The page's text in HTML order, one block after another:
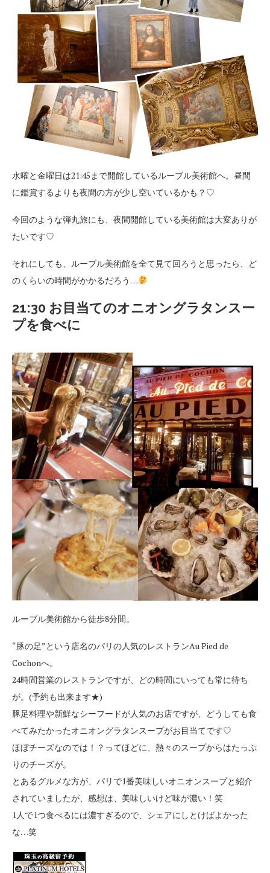
水曜と金曜日は21:45まで開館しているルーブル美術館へ。昼間
に鑑賞するよりも夜間の方が少し空いているかも？♡
今回のような弾丸旅にも、夜間開館している美術館は大変ありが
たいです♡
それにしても、ルーブル美術館を全て見て回ろうと思ったら、ど
のくらいの時間がかかるだろう…
21:30 お目当てのオニオングラタンスー
プを食べに
ルーブル美術館から徒歩8分間。
“豚の足”という店名のパリの人気のレストランAu Pied de
Cochonへ。
24時間営業のレストランですが、どの時間にいっても常に待ち
が。(予約も出来ます★)
豚足料理や新鮮なシーフードが人気のお店ですが、どうしても食
べてみたかったオニオングラタンスープがお目当てです♡
ほぼチーズなのでは！？ってほどに、熱々のスープからはたっぷ
りのチーズが。
とあるグルメな方が、パリで1番美味しいオニオンスープと紹介
されていましたが、感想は、美味しいけど味が濃い！笑
1人で1つ食べるには濃すぎるので、シェアにしとけばよかった
な…笑